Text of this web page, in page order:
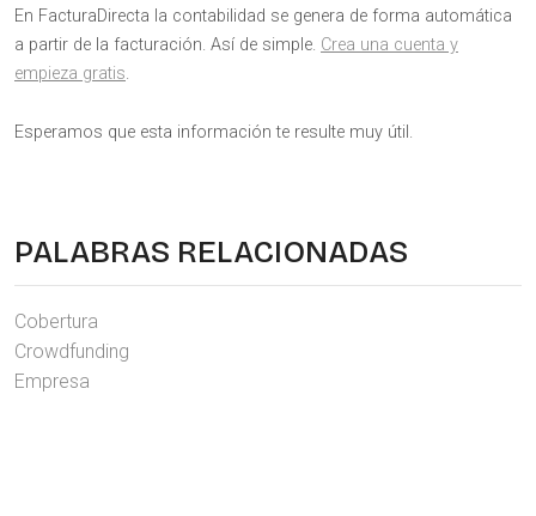
En FacturaDirecta la contabilidad se genera de forma automática
a partir de la facturación. Así de simple. Crea una cuenta y
empieza gratis.
Esperamos que esta información te resulte muy útil.
PALABRAS RELACIONADAS
Cobertura
Crowdfunding
Empresa